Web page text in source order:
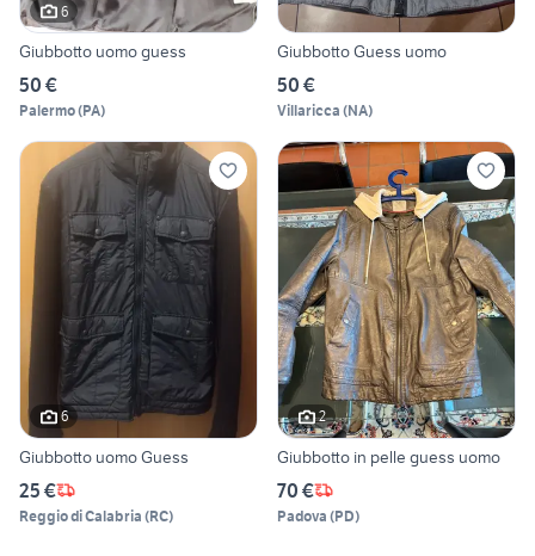
6
Giubbotto uomo guess
50 €
Palermo(PA)
Giubbotto Guess uomo
50 €
Villaricca (NA)
6
Giubbotto uomo Guess
25 €
Reggio di Calabria (RC)
2
Giubbotto in pelle guess uomo
70 €
Padova (PD)